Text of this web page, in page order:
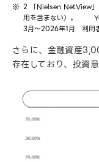
2 「Nielsen NetView」
用を含まない）。
3月～2026年1月 利用
さらに、金融資産
存在しており、投資